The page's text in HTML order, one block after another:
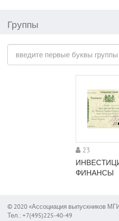
Группы
23
ФИНАНСЫ
© 2020 «Ассоциация выпускников
Тел.: +7(495)225-40-49